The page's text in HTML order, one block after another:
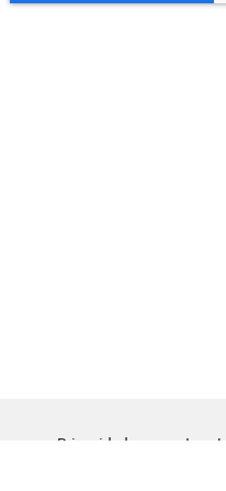
Privacidad Legal